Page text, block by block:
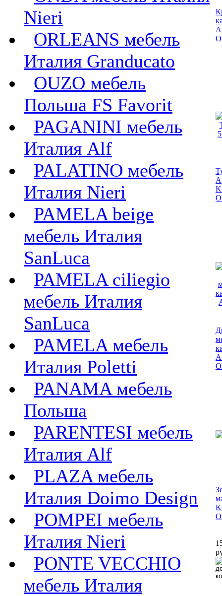
Nieri
ORLEANS мебель
Италия Granducato
OUZO мебель
Польша FS Favorit
PAGANINI мебель
Италия Alf
PALATINO мебель
Италия Nieri
PAMELA beige
мебель Италия
SanLuca
PAMELA ciliegio
мебель Италия
SanLuca
PAMELA мебель
Италия Poletti
PANAMA мебель
Польша
PARENTESI мебель
Италия Alf
PLAZA мебель
Италия Doimo Design
POMPEI мебель
Италия Nieri
PONTE VECCHIO
мебель Италия
А
А